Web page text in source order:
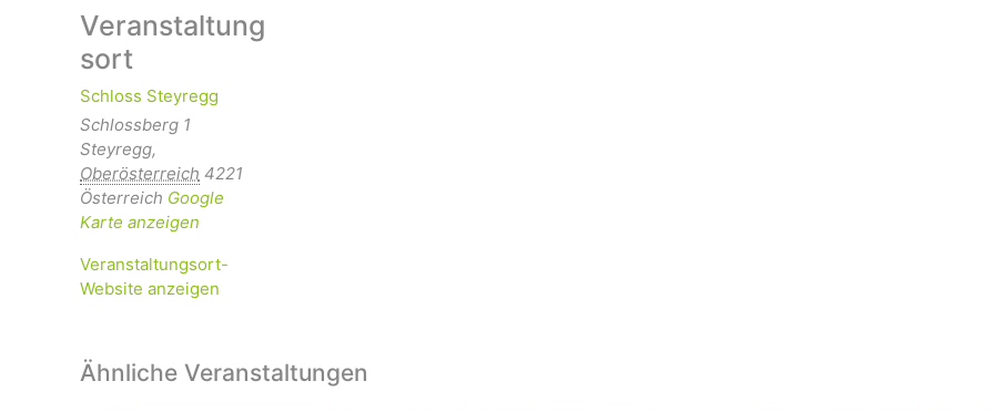
Veranstaltung
sort
Schloss Steyregg
Schlossberg 1
Steyregg,
Oberösterreich 4221
Österreich Google
Karte anzeigen
Veranstaltungsort-
Website anzeigen
Ähnliche Veranstaltungen